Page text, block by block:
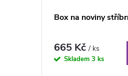
Box na noviny
665 Kč/ ks
Skladem 3 ks